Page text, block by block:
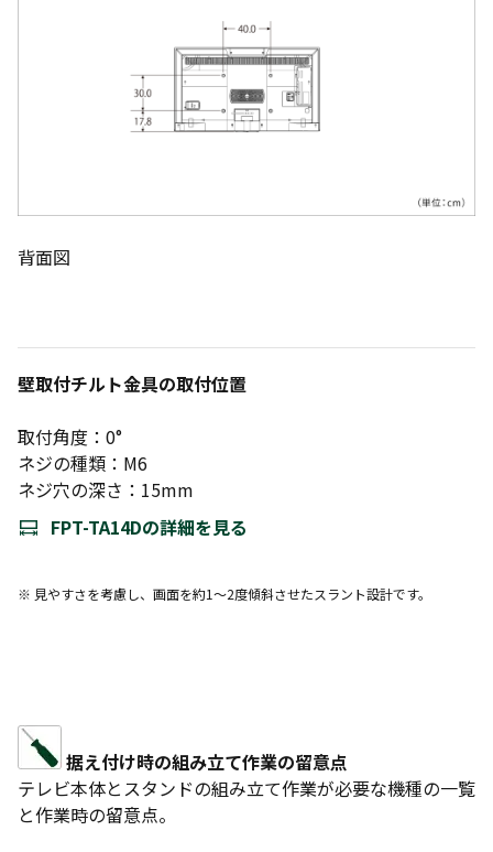
背面図
壁取付チルト金具の取付位置
取付角度：0°
ネジの種類：M6
ネジ穴の深さ：15mm
FPT-TA14Dの詳細を見る
※ 見やすさを考慮し、画面を約1～2度傾斜させたスラント設計です。
据え付け時の組み立て作業の留意点
テレビ本体とスタンドの組み立て作業が必要な機種の一覧
と作業時の留意点。